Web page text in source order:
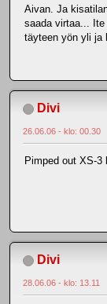
Aivan. Ja
saada virtaa...
täyteen yön yli ja
Divi
26.06.06 - klo: 00.30
Pimped out XS-3
Divi
28.06.06 - klo: 13.11